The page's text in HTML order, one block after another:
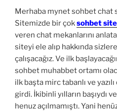
Merhaba mynet sohbet chat
Sitemizde bir çoksohbet
veren chat mekanlarını
siteyi ele alıp hakkında
çalışacağız. Ve ilk
sohbet muhabbet ortamı
ilk başta mirc tabanlı ve
girdi. İkibinli yılların başıydı
henuz açılmamıştı. Yani